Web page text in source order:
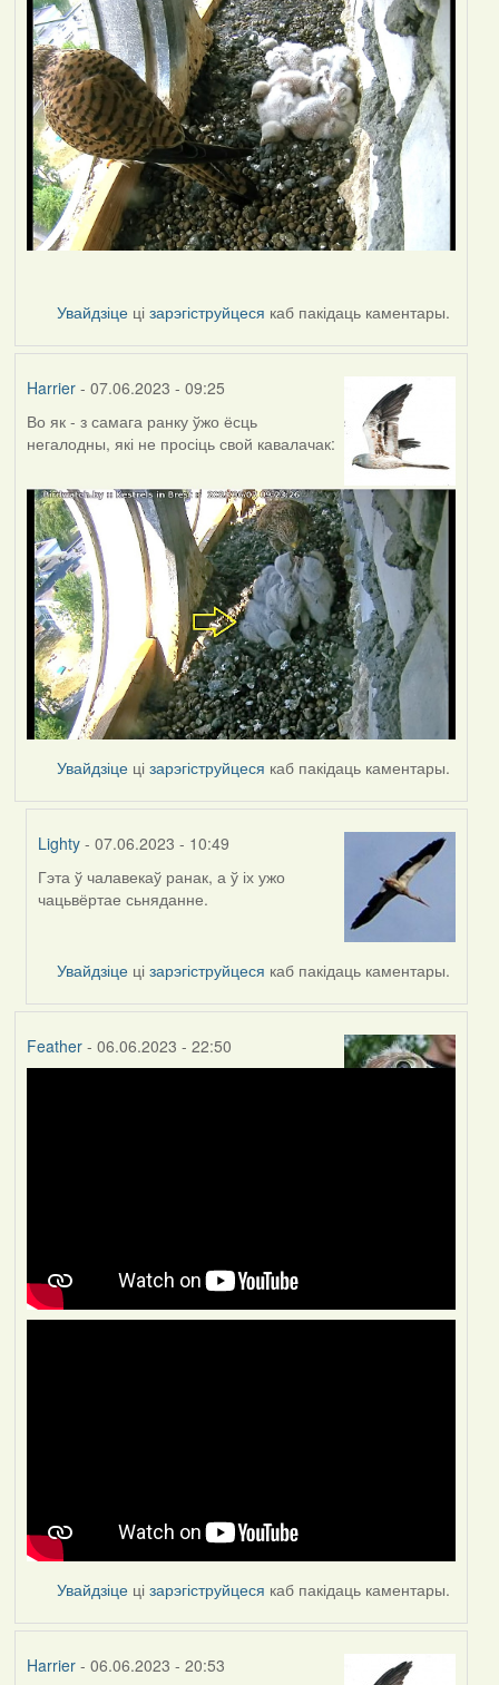
Увайдзіце цізарэгіструйцеся каб пакідаць каментары.
Harrier- 07.06.2023 - 09:25
Во як - з самага ранку ўжо ёсць
негалодны, які не просіць свой кавалачак:
Увайдзіце цізарэгіструйцеся каб пакідаць каментары.
Lighty - 07.06.2023 - 10:49
In
reply
Harrier
Гэта ў чалавекаў ранак, а ў іх ужо
чацьвёртае сьняданне.
Увайдзіце цізарэгіструйцеся каб пакідаць каментары.
Feather- 06.06.2023 - 22:50
Увайдзіце цізарэгіструйцеся каб пакідаць каментары.
Harrier- 06.06.2023 - 20:53